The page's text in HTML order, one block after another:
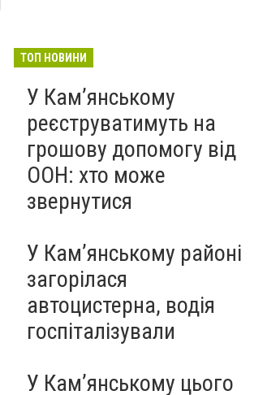
ТОП НОВИНИ
У Кам’янському
реєструватимуть на
грошову допомогу від
ООН: хто може
звернутися
У Кам’янському районі
загорілася
автоцистерна, водія
госпіталізували
У Кам’янському цього